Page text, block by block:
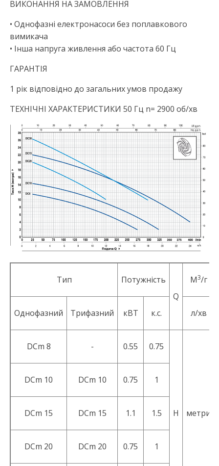
ВИКОНАННЯ НА ЗАМОВЛЕННЯ
• Однофазні електронасоси без поплавкового
вимикача
• Інша напруга живлення або частота 60 Гц
ГАРАНТІЯ
1 рік відповідно до загальних умов продажу
ТЕХНІЧНІ ХАРАКТЕРИСТИКИ 50 Гц n= 2900 об/хв
Тип
Потужність
Q
М3/г
Однофазний Трифазний кВТ к.с. л/хв
DСm 8 - 0.55 0.75
Н метри
DCm 10 DCm 10 0.75 1
DCm 15 DCm 15 1.1 1.5
DCm 20 DCm 20 0.75 1